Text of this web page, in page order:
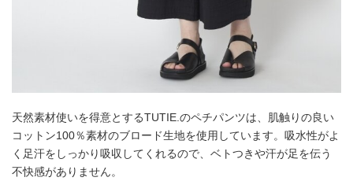
天然素材使いを得意とするTUTIE.のペチパンツは、肌触りの良い
コットン100％素材のブロード生地を使用しています。吸水性がよ
く足汗をしっかり吸収してくれるので、ベトつきや汗が足を伝う
不快感がありません。